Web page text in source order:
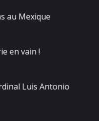
au Mexique
en vain !
Luis Antonio